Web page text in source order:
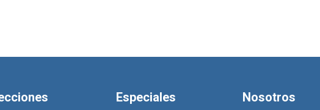
Especiales Nosotros